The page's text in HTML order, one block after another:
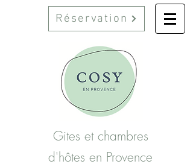
Réservation
Gites et chambres
d'hôtes en Provence